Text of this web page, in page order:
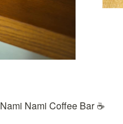
Nami Nami Coffee Bar ☕